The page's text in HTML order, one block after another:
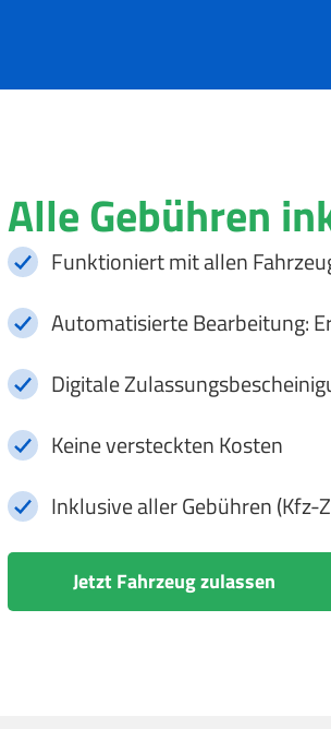
Alle Gebühren
Funktioniert mit allen
Automatisierte Bearbeitung:
Digitale
Keine versteckten Kosten
Inklusive aller Gebühren
Jetzt Fahrzeug zulassen